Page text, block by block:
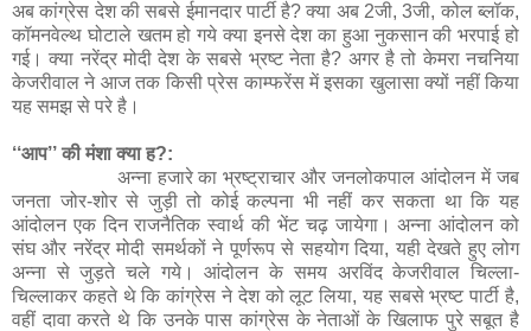
अब कांग्रेस देश की सबसे ईमानदार पार्टी है? क्या अब 2जी, 3जी, कोल ब्लॉक,
कॉमनवेल्थ घोटाले खतम हो गये क्या इनसे देश का हुआ नुकसान की भरपाई हो
गई। क्या नरेंद्र मोदी देश के सबसे भ्रष्ट नेता है? अगर है तो केमरा नचनिया
केजरीवाल ने आज तक किसी प्रेस काम्फरेंस में इसका खुलासा क्यों नहीं किया
यह समझ से परे है।
‘‘आप’’ की मंशा क्या ह?:
अन्ना हजारे का भ्रष्ट्राचार और जनलोकपाल आंदोलन में जब
जनता जोर-शोर से जुड़ी तो कोई कल्पना भी नहीं कर सकता था कि यह
आंदोलन एक दिन राजनैतिक स्वार्थ की भेंट चढ़ जायेगा। अन्ना आंदोलन को
संघ और नरेंद्र मोदी समर्थकों ने पूर्णरूप से सहयोग दिया, यही देखते हुए लोग
अन्ना से जुड़ते चले गये। आंदोलन के समय अरविंद केजरीवाल चिल्ला-
चिल्लाकर कहते थे कि कांग्रेस ने देश को लूट लिया, यह सबसे भ्रष्ट पार्टी है,
वहीं दावा करते थे कि उनके पास कांग्रेस के नेताओं के खिलाफ पुरे सबूत है